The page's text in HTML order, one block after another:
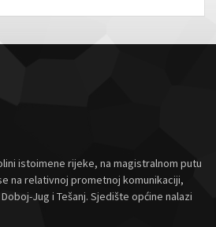
istoimene rijeke, na magistralnom putu
na relativnoj prometnoj komunikaciji,
Jug i Tešanj. Sjedište općine nalazi